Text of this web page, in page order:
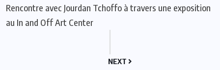
Rencontre avec Jourdan Tchoffo à travers une exposition
au In and Off Art Center
NEXT